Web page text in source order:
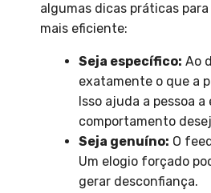
algumas dicas práticas
mais eficiente:
Seja específico: Ao
exatamente o que a
Isso ajuda a pessoa
comportamento
Seja genuíno: O
Um elogio forçado
gerar desconfiança.